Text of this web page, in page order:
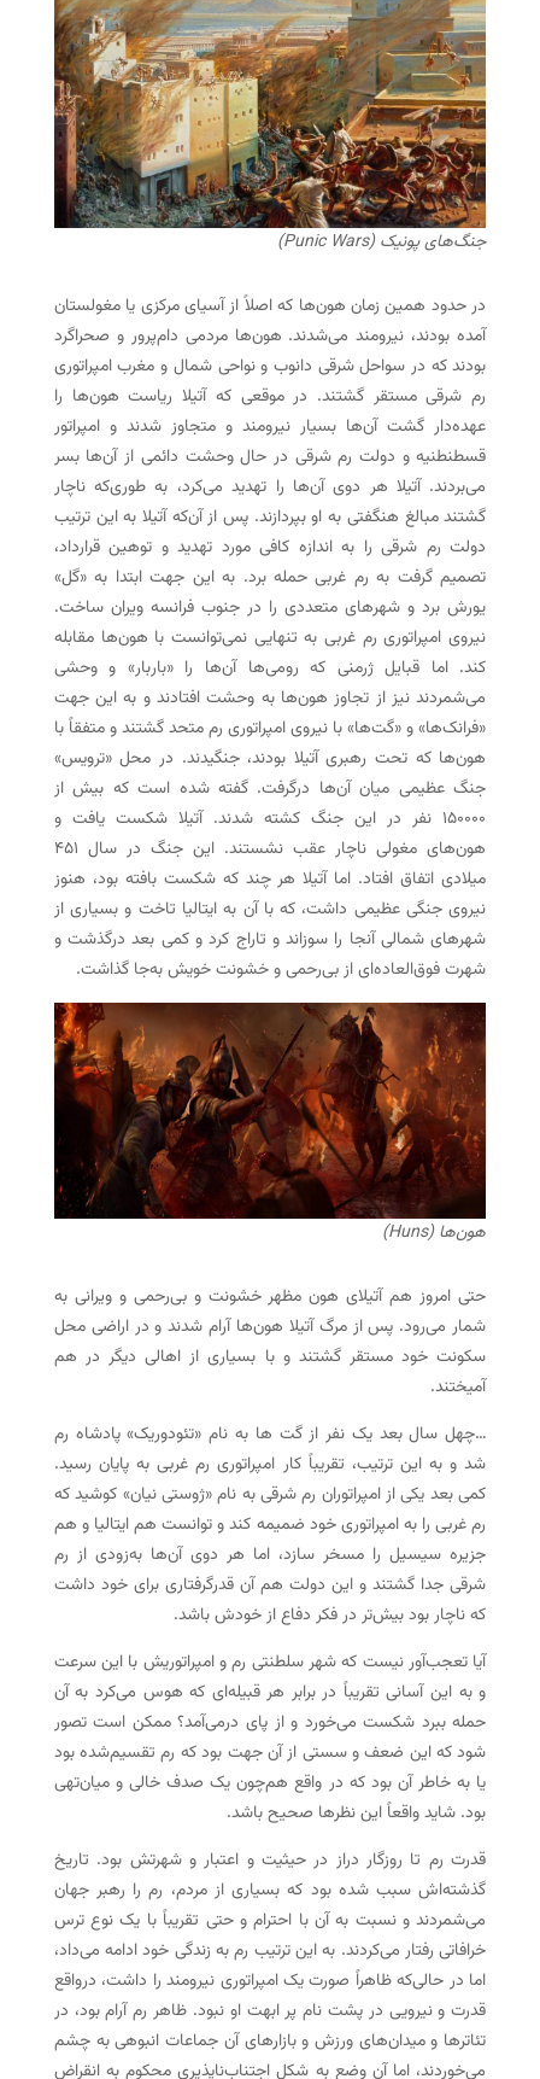
جنگ‌های پونیک (Punic Wars)
در حدود همین زمان هون‌ها که اصلاً از آسیای مرکزی یا مغولستان
آمده بودند، نیرومند می‌شدند. هون‌ها مردمی دام‌پرور و صحراگرد
بودند که در سواحل شرقی دانوب و نواحی شمال و مغرب امپراتوری
رم شرقی مستقر گشتند. در موقعی که آتیلا ریاست هون‌ها را
عهده‌دار گشت آن‌ها بسیار نیرومند و متجاوز شدند و امپراتور
قسطنطنیه و دولت رم شرقی در حال وحشت دائمی از آن‌ها بسر
می‌بردند. آتیلا هر دوی آن‌ها را تهدید می‌کرد، به طوری‌که ناچار
گشتند مبالغ هنگفتی به او بپردازند. پس از آن‌که آتیلا به این ‌ترتیب
دولت رم شرقی را به اندازه کافی مورد تهدید و توهین قرارداد،
تصمیم گرفت به رم غربی حمله برد. به این جهت ابتدا به «گل»
یورش برد و شهرهای متعددی را در جنوب فرانسه ویران ساخت.
نیروی امپراتوری رم غربی به تنهایی نمی‌توانست با هون‌ها مقابله
کند. اما قبایل ژرمنی که رومی‌ها آن‌ها را «باربار» و وحشی
می‌شمردند نیز از تجاوز هون‌ها به وحشت افتادند و به این جهت
«فرانک‌ها» و «گت‌ها» با نیروی امپراتوری رم متحد گشتند و متفقاً با
هون‌ها که تحت رهبری آتیلا بودند، جنگیدند. در محل «ترویس»
جنگ عظیمی میان آن‌ها درگرفت. گفته شده است که بیش از
۱۵۰۰۰۰ نفر در این جنگ کشته شدند. آتیلا شکست یافت و
هون‌های مغولی ناچار عقب نشستند. این جنگ در سال ۴۵۱
میلادی اتفاق افتاد. اما آتیلا هر چند که شکست بافته بود، هنوز
نیروی جنگی عظیمی داشت، که با آن به ایتالیا تاخت و بسیاری از
شهرهای شمالی آنجا را سوزاند و تاراج کرد و کمی بعد درگذشت و
شهرت فوق‌العاده‌ای از بی‌رحمی و خشونت خویش به‌جا گذاشت.
هون‌ها (Huns)
حتی امروز هم آتیلای هون مظهر خشونت و بی‌رحمی و ویرانی به
شمار می‌رود. پس از مرگ آتیلا هون‌ها آرام شدند و در اراضی محل
سکونت خود مستقر گشتند و با بسیاری از اهالی دیگر در هم
آمیختند.
…چهل سال بعد یک نفر از گت ها به نام «تئودوریک» پادشاه رم
شد و به این ترتیب، تقریباً کار امپراتوری رم غربی به پایان رسید.
کمی بعد یکی از امپراتوران رم شرقی به نام «ژوستی نیان» کوشید که
رم غربی را به امپراتوری خود ضمیمه کند و توانست هم ایتالیا و هم
جزیره سیسیل را مسخر سازد، اما هر دوی آن‌ها به‌زودی از رم
شرقی جدا گشتند و این دولت هم آن قدرگرفتاری برای خود داشت
که ناچار بود بیش‌تر در فکر دفاع از خودش باشد.
آیا تعجب‌آور نیست که شهر سلطنتی رم و امپراتوریش با این سرعت
و به این آسانی تقریباً در برابر هر قبیله‌ای که هوس می‌کرد به آن
حمله ببرد شکست می‌خورد و از پای درمی‌آمد؟ ممکن است تصور
شود که این ضعف و سستی از آن جهت بود که رم تقسیم‌شده بود
یا به خاطر آن بود که در واقع هم‌چون یک صدف خالی و میان‌تهی
بود. شاید واقعاً این نظرها صحیح باشد.
قدرت رم تا روزگار دراز در حیثیت و اعتبار و شهرتش بود. تاریخ
گذشته‌اش سبب شده بود که بسیاری از مردم، رم را رهبر جهان
می‌شمردند و نسبت به آن با احترام و حتی تقریباً با یک نوع ترس
خرافاتی رفتار می‌کردند. به این ترتیب رم به زندگی خود ادامه می‌داد،
اما در حالی‌که ظاهراً صورت یک امپراتوری نیرومند را داشت، درواقع
قدرت و نیرویی در پشت نام پر ابهت او نبود. ظاهر رم آرام بود، در
تئاترها و میدان‌های ورزش و بازارهای آن جماعات انبوهی به چشم
می‌خوردند، اما آن وضع به شکل اجتناب‌ناپذیری محکوم به انقراض